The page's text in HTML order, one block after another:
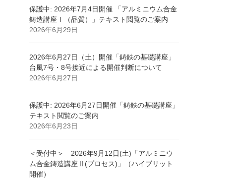
保護中: 2026年7月4日開催 「アルミニウム合金
鋳造講座Ⅰ（品質）」テキスト閲覧のご案内
2026年6月29日
2026年6月27日（土）開催「鋳鉄の基礎講座」
台風7号・8号接近による開催判断について
2026年6月27日
保護中: 2026年6月27日開催「鋳鉄の基礎講座」
テキスト閲覧のご案内
2026年6月23日
＜受付中＞ 2026年9月12日(土)「アルミニウ
ム合金鋳造講座Ⅱ(プロセス)」（ハイブリット
開催）